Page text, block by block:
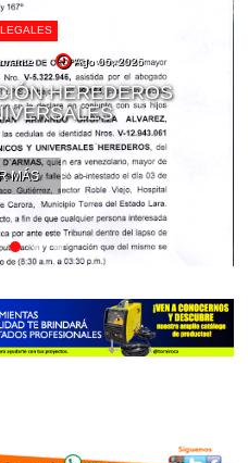
Ago 06, 2026
HEREDEROS
MÁS